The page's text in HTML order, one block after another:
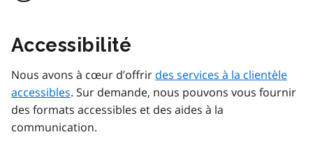
Accessibilité
Nous avons à cœur d’offrir des services à la clientèle
accessibles. Sur demande, nous pouvons vous fournir
des formats accessibles et des aides à la
communication.